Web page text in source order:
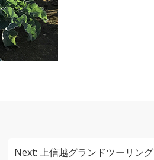
Next: 上信越グランドツーリング